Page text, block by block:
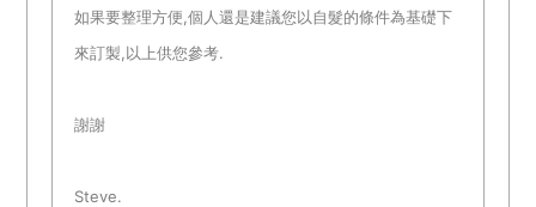
如果要整理方便,個人還是建議您以自髮的條件為基礎下
來訂製,以上供您參考.
謝謝
Steve.